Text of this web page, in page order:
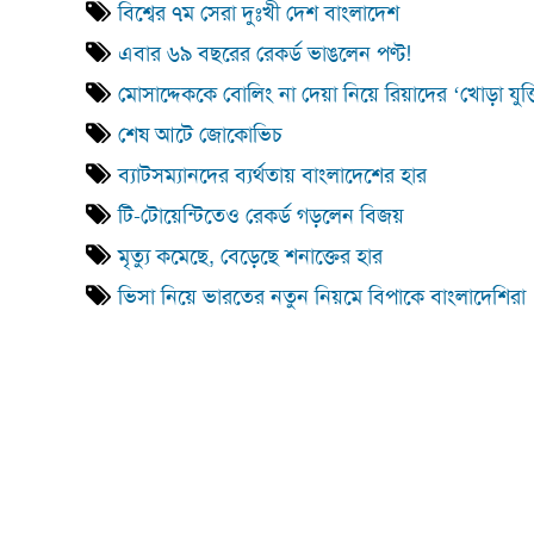
বিশ্বের ৭ম সেরা দুঃখী দেশ বাংলাদেশ
এবার ৬৯ বছরের রেকর্ড ভাঙলেন পণ্ট!
মোসাদ্দেককে বোলিং না দেয়া নিয়ে রিয়াদের ‘খোড়া
শেষ আটে জোকোভিচ
ব্যাটসম্যানদের ব্যর্থতায় বাংলাদেশের হার
টি-টোয়েন্টিতেও রেকর্ড গড়লেন বিজয়
মৃত্যু কমেছে, বেড়েছে শনাক্তের হার
ভিসা নিয়ে ভারতের নতুন নিয়মে বিপাকে বাংলাদেশিরা